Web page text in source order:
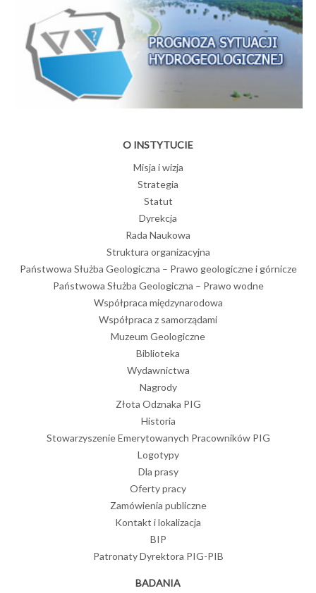
O INSTYTUCIE
Misja i wizja
Strategia
Statut
Dyrekcja
Rada Naukowa
Struktura organizacyjna
Państwowa Służba Geologiczna – Prawo geologiczne i górnicze
Państwowa Służba Geologiczna – Prawo wodne
Współpraca międzynarodowa
Współpraca z samorządami
Muzeum Geologiczne
Biblioteka
Wydawnictwa
Nagrody
Złota Odznaka PIG
Historia
Stowarzyszenie Emerytowanych Pracowników PIG
Logotypy
Dla prasy
Oferty pracy
Zamówienia publiczne
Kontakt i lokalizacja
BIP
Patronaty Dyrektora PIG-PIB
BADANIA